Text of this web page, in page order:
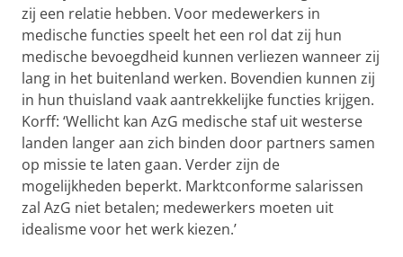
zij een relatie hebben. Voor medewerkers in
medische functies speelt het een rol dat zij hun
medische bevoegdheid kunnen verliezen wanneer zij
lang in het buitenland werken. Bovendien kunnen zij
in hun thuisland vaak aantrekkelijke functies krijgen.
Korff: ‘Wellicht kan AzG medische staf uit westerse
landen langer aan zich binden door partners samen
op missie te laten gaan. Verder zijn de
mogelijkheden beperkt. Marktconforme salarissen
zal AzG niet betalen; medewerkers moeten uit
idealisme voor het werk kiezen.’